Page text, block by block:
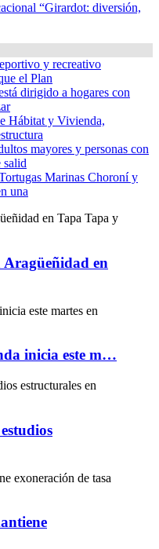
“Girardot: diversión,
y recreativo
el Plan
dirigido a hogares con
Hábitat y Vivienda,
mayores y personas con
salid
Marinas Choroní y
una
en
inicia este m…